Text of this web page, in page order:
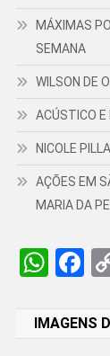
MÁXIMAS
SEMANA
WILSON DE
ACÚSTICO E
NICOLE
AÇÕES EM
MARIA DA
IMAGENS